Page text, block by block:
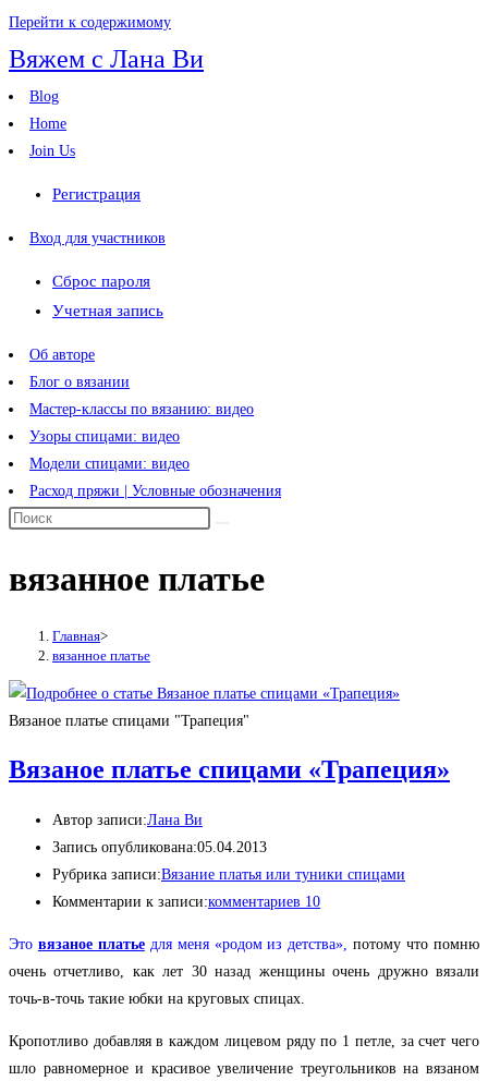
Перейти к содержимому
Вяжем с Лана Ви
Blog
Home
Join Us
Регистрация
Вход для участников
Сброс пароля
Учетная запись
Об авторе
Блог о вязании
Мастер-классы по вязанию: видео
Узоры спицами: видео
Модели спицами: видео
Расход пряжи | Условные обозначения
вязанное платье
Главная>
вязанное платье
Вязаное платье спицами "Трапеция"
Вязаное платье спицами «Трапеция»
Автор записи:Лана Ви
Запись опубликована:05.04.2013
Рубрика записи:Вязание платья или туники спицами
Комментарии к записи:комментариев 10
Это вязаное платьедля меня «родом из детства», потому что помню
очень отчетливо, как лет 30 назад женщины очень дружно вязали
точь-в-точь такие юбки на круговых спицах.
Кропотливо добавляя в каждом лицевом ряду по 1 петле, за счет чего
шло равномерное и красивое увеличение треугольников на вязаном